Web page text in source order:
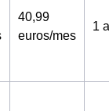
40,99
euros/mes
1